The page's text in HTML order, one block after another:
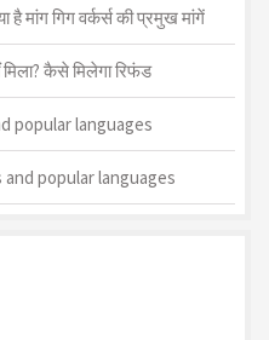
मांग गिग वर्कर्स की प्रमुख मांगें
कैसे मिलेगा रिफंड
popular languages
popular languages